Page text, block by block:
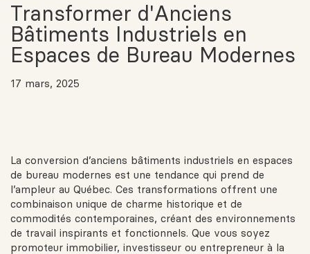
Transformer d'Anciens
Bâtiments Industriels en
Espaces de Bureau Modernes
17 mars, 2025
La conversion d’anciens bâtiments industriels en espaces
de bureau modernes est une tendance qui prend de
l’ampleur au Québec. Ces transformations offrent une
combinaison unique de charme historique et de
commodités contemporaines, créant des environnements
de travail inspirants et fonctionnels. Que vous soyez
promoteur immobilier, investisseur ou entrepreneur à la